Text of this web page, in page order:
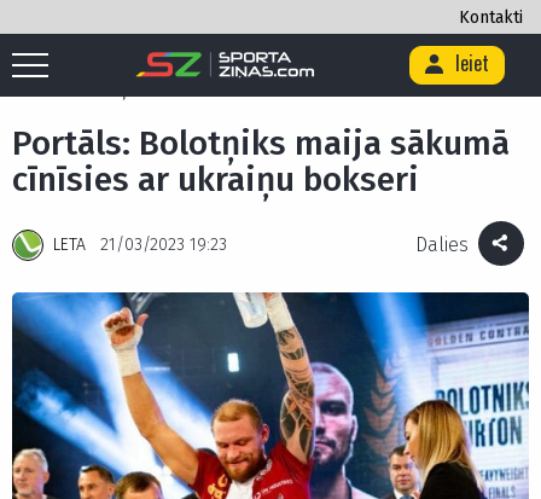
Kontakti
Ieiet
Sākums Cīņas sports / Bokss / Portāls: Bolotņiks maija sākumā
Portāls: Bolotņiks maija sākumā
cīnīsies ar ukraiņu bokseri
LETA 21/03/2023 19:23 Dalies